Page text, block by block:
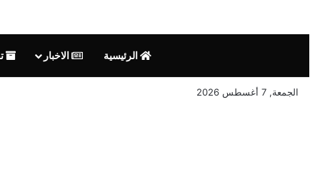
الرئيسية الاخبار
الجمعة, 7 أغسطس 2026